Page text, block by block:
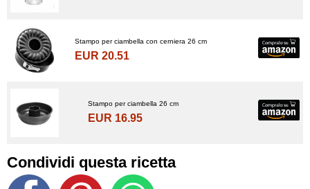
Stampo per ciambella con cerniera 26 cm
EUR 20.51
Stampo per ciambella 26 cm
EUR 16.95
Condividi questa ricetta